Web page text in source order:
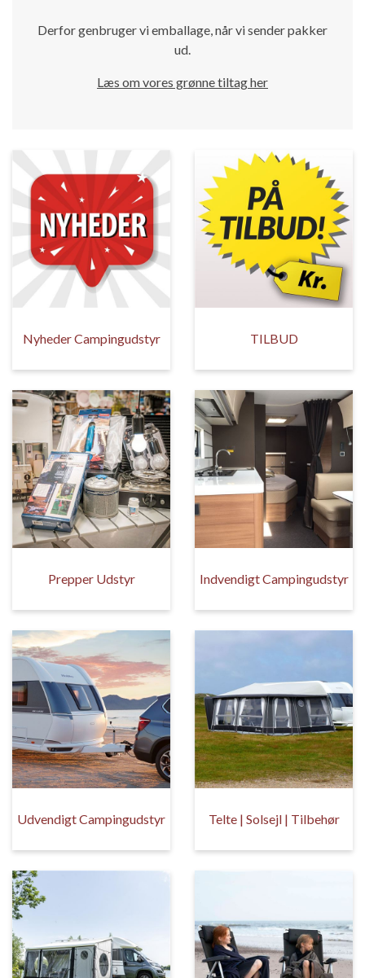
Derfor genbruger vi emballage, når vi sender pakker
ud.
Læs om vores grønne tiltag her
Nyheder Campingudstyr TILBUD
Prepper Udstyr Indvendigt Campingudstyr
Udvendigt Campingudstyr Telte | Solsejl | Tilbehør